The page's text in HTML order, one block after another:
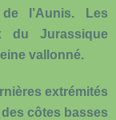
l’Aunis. Les
du Jurassique
vallonné.
extrémités
côtes basses